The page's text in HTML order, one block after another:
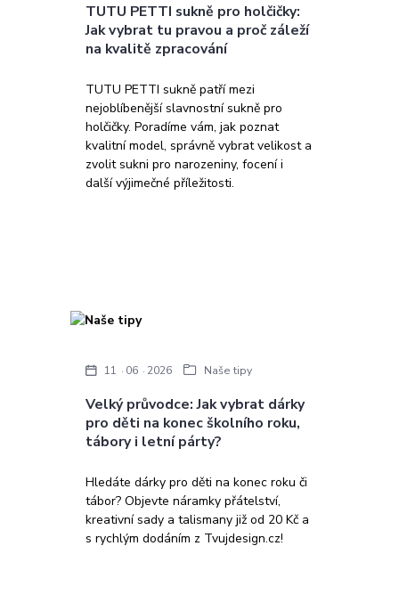
TUTU PETTI sukně pro holčičky:
Jak vybrat tu pravou a proč záleží
na kvalitě zpracování
TUTU PETTI sukně patří mezi
nejoblíbenější slavnostní sukně pro
holčičky. Poradíme vám, jak poznat
kvalitní model, správně vybrat velikost a
zvolit sukni pro narozeniny, focení i
další výjimečné příležitosti.
Velký průvodce: Jak vybrat dárky
pro děti na konec školního roku,
tábory i letní párty?
11 06 2026 Naše tipy
Hledáte dárky pro děti na konec roku či
tábor? Objevte náramky přátelství,
kreativní sady a talismany již od 20 Kč a
s rychlým dodáním z Tvujdesign.cz!